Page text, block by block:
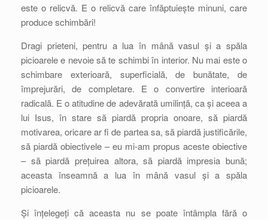
este o relicvă. E o relicvă care înfăptuiește minuni, care
produce schimbări!
Dragi prieteni, pentru a lua în mână vasul și a spăla
picioarele e nevoie să te schimbi în interior. Nu mai este o
schimbare exterioară, superficială, de bunătate, de
împrejurări, de completare. E o convertire interioară
radicală. E o atitudine de adevărată umilință, ca și aceea a
lui Isus, în stare să piardă propria onoare, să piardă
motivarea, oricare ar fi de partea sa, să piardă justificările,
să piardă obiectivele – eu mi-am propus aceste obiective
– să piardă prețuirea altora, să piardă impresia bună;
aceasta înseamnă a lua în mână vasul și a spăla
picioarele.
Și înțelegeți că aceasta nu se poate întâmpla fără o